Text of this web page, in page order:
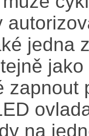
jedna
zapnout
na